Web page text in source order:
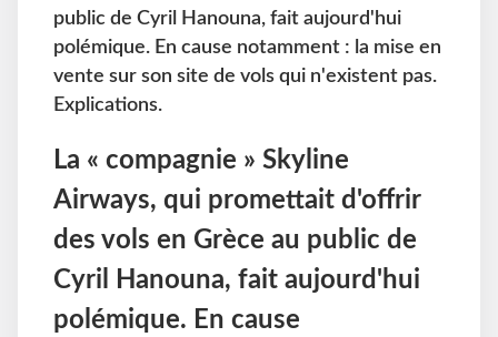
public de Cyril Hanouna, fait aujourd'hui
polémique. En cause notamment : la mise en
vente sur son site de vols qui n'existent pas.
Explications.
La « compagnie » Skyline
Airways, qui promettait d'offrir
des vols en Grèce au public de
Cyril Hanouna, fait aujourd'hui
polémique. En cause